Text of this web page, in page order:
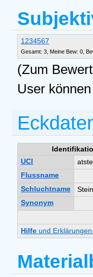
1 234567
Gesamt: 3, Meine Bew: 0,
(Zum
User
UCI
Flussname
Schluchtname
Synonym
Hilfe und